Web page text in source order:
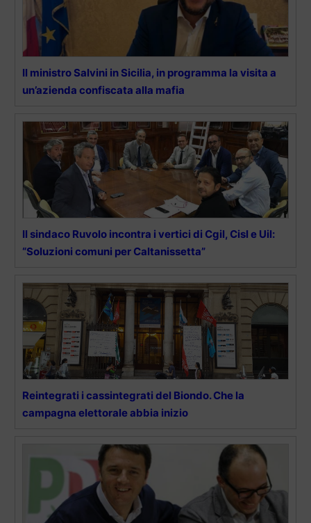
Il ministro Salvini in Sicilia, in programma la visita a
un’azienda confiscata alla mafia
Il sindaco Ruvolo incontra i vertici di Cgil, Cisl e Uil:
“Soluzioni comuni per Caltanissetta”
Reintegrati i cassintegrati del Biondo. Che la
campagna elettorale abbia inizio